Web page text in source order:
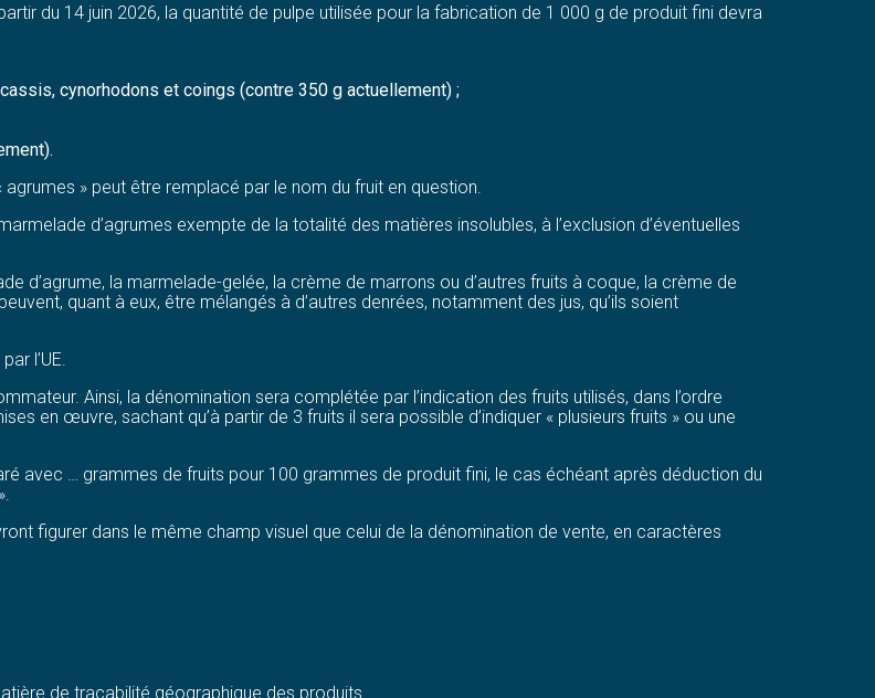
du 14 juin 2026, la quantité de pulpe utilisée pour la fabrication de 1 000 g de produit fini devra
cynorhodons et coings (contre 350 g actuellement) ;
» peut être remplacé par le nom du fruit en question.
d’agrumes exempte de la totalité des matières insolubles, à l’exclusion d’éventuelles
d’agrume, la marmelade-gelée, la crème de marrons ou d’autres fruits à coque, la crème de
quant à eux, être mélangés à d’autres denrées, notamment des jus, qu’ils soient
l’UE.
Ainsi, la dénomination sera complétée par l’indication des fruits utilisés, dans l’ordre
en œuvre, sachant qu’à partir de 3 fruits il sera possible d’indiquer « plusieurs fruits » ou une
avec … grammes de fruits pour 100 grammes de produit fini, le cas échéant après déduction du
figurer dans le même champ visuel que celui de la dénomination de vente, en caractères
de traçabilité géographique des produits.